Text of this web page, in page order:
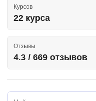
Курсов
22 курса
Отзывы
4.3 / 669 отзывов
Аналитика
Иностранные языки
ДПО